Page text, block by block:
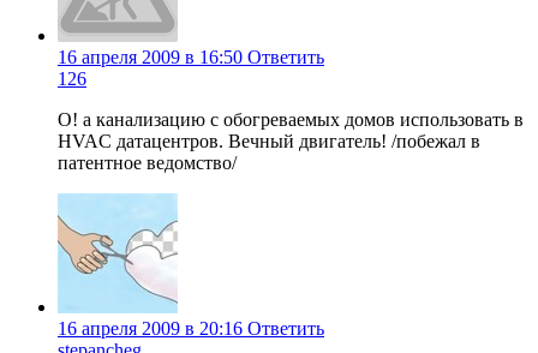
16 апреля 2009 в 16:50 Ответить
126
О! а канализацию с обогреваемых домов использовать в
HVAC датацентров. Вечный двигатель! /побежал в
патентное ведомство/
16 апреля 2009 в 20:16 Ответить